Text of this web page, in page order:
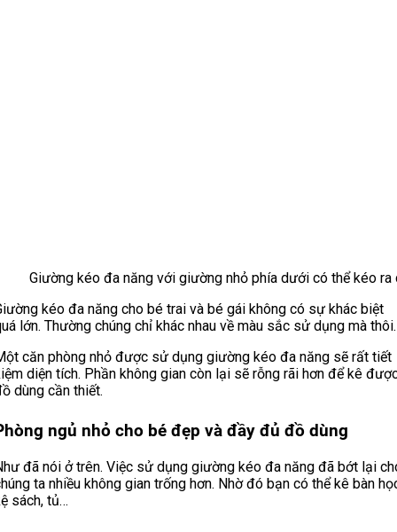
Giường kéo đa năng với giường nhỏ phía dưới có thể kéo ra
kéo đa năng cho bé trai và bé gái không có sự khác biệt
lớn. Thường chúng chỉ khác nhau về màu sắc sử dụng mà thôi.
căn phòng nhỏ được sử dụng giường kéo đa năng sẽ rất tiết
diện tích. Phần không gian còn lại sẽ rỗng rãi hơn để kê
dùng cần thiết.
ngủ nhỏ cho bé đẹp và đầy đủ đồ dùng
đã nói ở trên. Việc sử dụng giường kéo đa năng đã bớt lại
ta nhiều không gian trống hơn. Nhờ đó bạn có thể kê bàn
sách, tủ…